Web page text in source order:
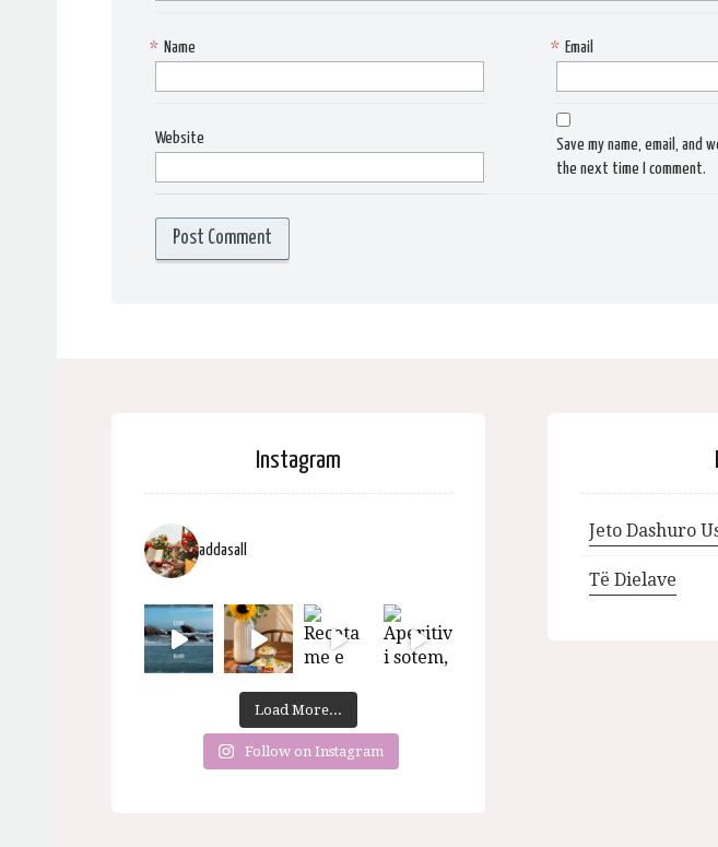
Name
* Email
*
Website
Save my name, email, and
the next time I comment.
Instagram
addasall
Load More...
Follow on Instagram
Jeto Dashuro
Të Dielave